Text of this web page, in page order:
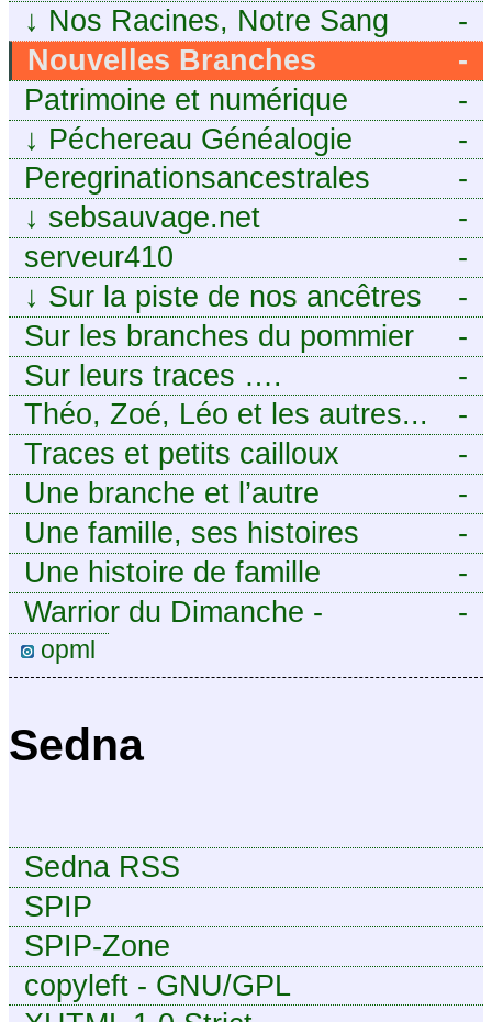
-
↓ Nos Racines, Notre Sang
-
Nouvelles Branches
-
Patrimoine et numérique
-
↓ Péchereau Généalogie
-
Peregrinationsancestrales
-
↓ sebsauvage.net
-
serveur410
-
↓ Sur la piste de nos ancêtres
en Périgord.
-
Sur les branches du pommier
-
Sur leurs traces ….
-
Théo, Zoé, Léo et les autres...
-
Traces et petits cailloux
-
Une branche et l’autre
-
Une famille, ses histoires
-
Une histoire de famille
-
Warrior du Dimanche -
Publication à caractère
intermittent, approximatif et
opml
Sedna
Sedna RSS
SPIP
SPIP-Zone
copyleft - GNU/GPL